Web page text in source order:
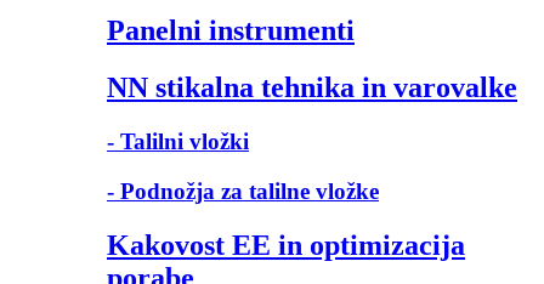
Panelni instrumenti
NN stikalna tehnika in varovalke
- Talilni vložki
- Podnožja za talilne vložke
Kakovost EE in optimizacija
porabe